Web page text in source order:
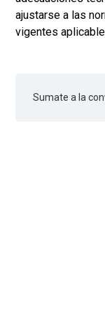
ajustarse a las
vigentes
Sumate a la